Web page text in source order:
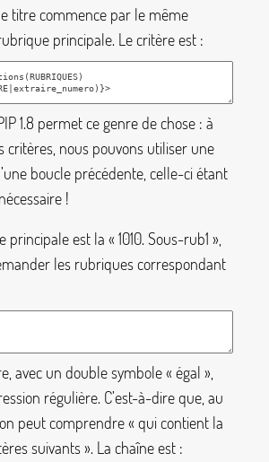
titre commence par le même
principale. Le critère est :
1.8 permet ce genre de chose : à
critères, nous pouvons utiliser une
boucle précédente, celle-ci étant
!
principale est la « 1010. Sous-rub1 »,
les rubriques correspondant
avec un double symbole « égal »,
régulière. C’est-à-dire que, au
peut comprendre « qui contient la
suivants». La chaîne est :